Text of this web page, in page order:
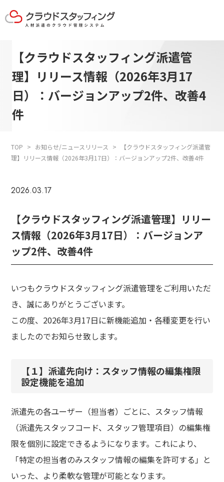
【クラウドスタッフィング派遣管
理】リリース情報（2026年3月17
日）：バージョンアップ2件、改善4
件
TOP お知らせ/ニュースリリース
【クラウドスタッフィング派遣管
理】リリース情報（2026年3月17日）：バージョンアップ2件、改善4件
2026.03.17
【クラウドスタッフィング派遣管理】リリー
ス情報（2026年3月17日）：バージョンア
ップ2件、改善4件
いつもクラウドスタッフィング派遣管理をご利用いただ
き、誠にありがとうございます。
この度、2026年3月17日に新機能追加・各種変更を行い
ましたのでお知らせ致します。
【１】派遣先向け：スタッフ情報の編集権限
設定機能を追加
派遣先の各ユーザー（担当者）ごとに、スタッフ情報
（派遣先スタッフコード、スタッフ管理項目）の編集権
限を個別に設定できるようになります。これにより、
「特定の担当者のみスタッフ情報の編集を許可する」と
いった、より柔軟な管理が可能となります。